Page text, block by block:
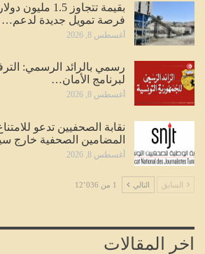
بقيمة تتجاوز
فرصة تمويل جديدة لدعم…
أغسطس 8, 2026
رسمي بالرائد الرسمي:
لبرنامج الأمان…
أغسطس 8, 2026
نقابة الصحفيين تدعو
المضامين الصحفية خارج
أغسطس 8, 2026
السابق التالي 1 من 12٬036
اخر المقالات